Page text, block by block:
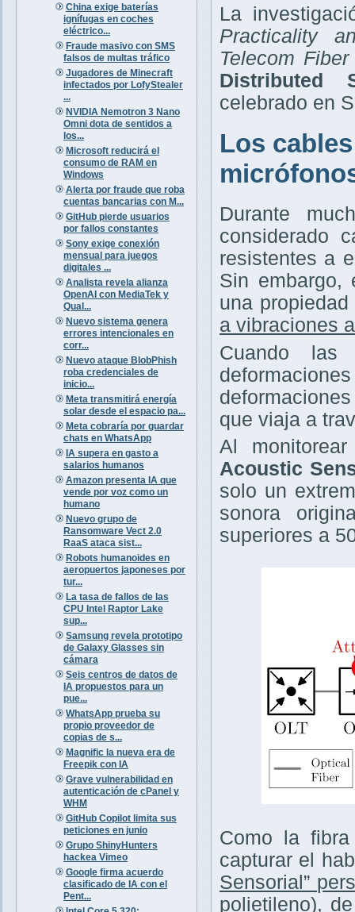
China exige baterías
ignífugas en coches
eléctrico...
Fraude masivo con SMS
falsos de multas tráfico
Jugadores de Minecraft
infectados por LofyStealer
...
NVIDIA Nemotron 3 Nano
Omni dota de sentidos a
los...
Microsoft reducirá el
consumo de RAM en
Windows
Alerta por fraude que roba
cuentas bancarias con M...
GitHub pierde usuarios
por fallos constantes
Sony exige conexión
mensual para juegos
digitales ...
Analista revela alianza
OpenAI con MediaTek y
Qual...
Nuevo sistema genera
errores intencionales en
corr...
Nuevo ataque BlobPhish
roba credenciales de
inicio...
Meta transmitirá energía
solar desde el espacio pa...
Meta cobraría por guardar
chats en WhatsApp
IA supera en gasto a
salarios humanos
Amazon presenta IA que
vende por voz como un
humano
Nuevo grupo de
Ransomware Vect 2.0
RaaS ataca sist...
Robots humanoides en
aeropuertos japoneses por
tur...
La tasa de fallos de las
CPU Intel Raptor Lake
sup...
Samsung revela prototipo
de Galaxy Glasses sin
cámara
Seis centros de datos de
IA propuestos para un
pue...
WhatsApp prueba su
propio proveedor de
copias de s...
Magnific la nueva era de
Freepik con IA
Grave vulnerabilidad en
autenticación de cPanel y
WHM
GitHub Copilot limita sus
peticiones en junio
Grupo ShinyHunters
hackea Vimeo
Google firma acuerdo
clasificado de IA con el
Pent...
La
Practicality
Telecom
Distributed
celebrado en
Los
Durante
considerado
resistentes a
Sin embargo,
una
a vibraciones
Cuando las
que viaja a
Al
Acoustic
solo un
sonora
superiores a
Como la
capturar el
Sensorial”
polietileno),